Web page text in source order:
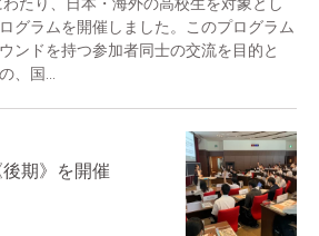
たり、日本・海外の高校生を対象とし
グラムを開催しました。このプログラム
ンドを持つ参加者同士の交流を目的と
、国...
期》を開催